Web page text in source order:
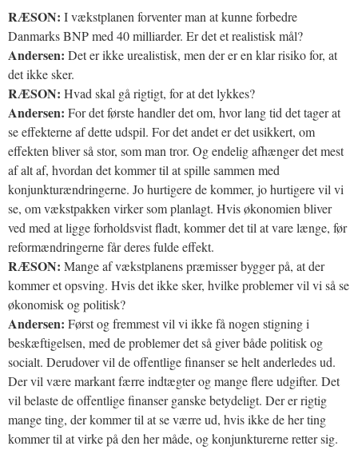
RÆSON: I vækstplanen forventer man at kunne forbedre
Danmarks BNP med 40 milliarder. Er det et realistisk mål?
Andersen: Det er ikke urealistisk, men der er en klar risiko for, at
det ikke sker.
RÆSON: Hvad skal gå rigtigt, for at det lykkes?
Andersen: For det første handler det om, hvor lang tid det tager at
se effekterne af dette udspil. For det andet er det usikkert, om
effekten bliver så stor, som man tror. Og endelig afhænger det mest
af alt af, hvordan det kommer til at spille sammen med
konjunkturændringerne. Jo hurtigere de kommer, jo hurtigere vil vi
se, om vækstpakken virker som planlagt. Hvis økonomien bliver
ved med at ligge forholdsvist fladt, kommer det til at vare længe, før
reformændringerne får deres fulde effekt.
RÆSON: Mange af vækstplanens præmisser bygger på, at der
kommer et opsving. Hvis det ikke sker, hvilke problemer vil vi så se
økonomisk og politisk?
Andersen: Først og fremmest vil vi ikke få nogen stigning i
beskæftigelsen, med de problemer det så giver både politisk og
socialt. Derudover vil de offentlige finanser se helt anderledes ud.
Der vil være markant færre indtægter og mange flere udgifter. Det
vil belaste de offentlige finanser ganske betydeligt. Der er rigtig
mange ting, der kommer til at se værre ud, hvis ikke de her ting
kommer til at virke på den her måde, og konjunkturerne retter sig.